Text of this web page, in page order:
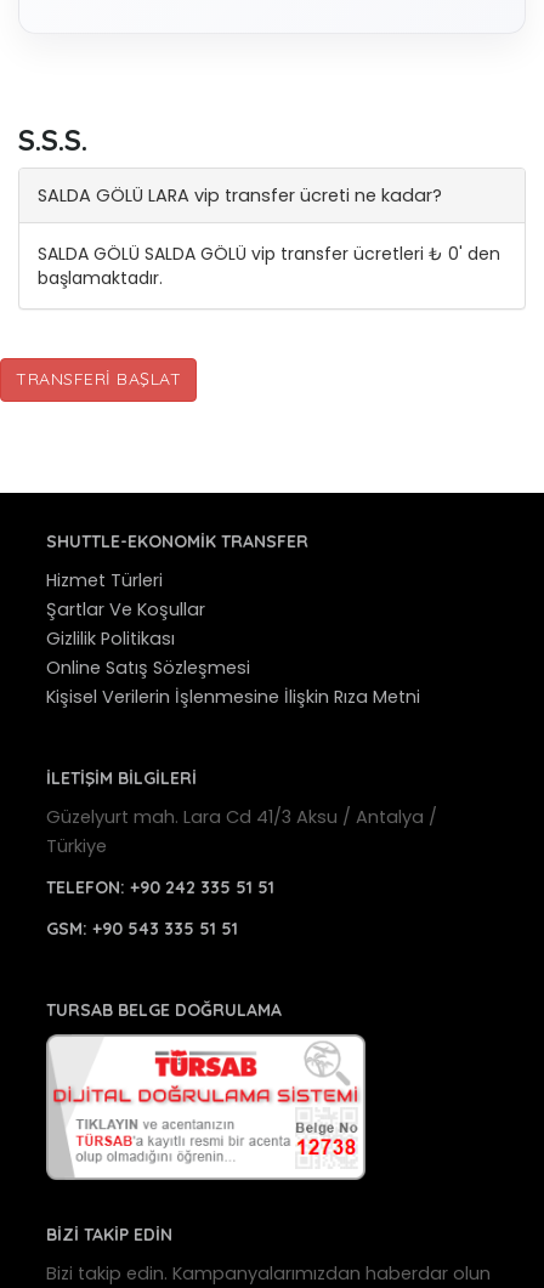
S.S.S.
SALDA GÖLÜ LARA vip transfer ücreti ne kadar?
SALDA GÖLÜ SALDA GÖLÜ vip transfer ücretleri ₺ 0' den
başlamaktadır.
TRANSFERI BAŞLAT
SHUTTLE-EKONOMIK TRANSFER
Hizmet Türleri
Şartlar Ve Koşullar
Gizlilik Politikası
Online Satış Sözleşmesi
Kişisel Verilerin İşlenmesine İlişkin Rıza Metni
İLETİŞİM BİLGİLERİ
Güzelyurt mah. Lara Cd 41/3 Aksu / Antalya /
Türkiye
TELEFON: +90 242 335 51 51
GSM: +90 543 335 51 51
TURSAB BELGE DOĞRULAMA
BİZİ TAKİP EDİN
Bizi takip edin. Kampanyalarımızdan haberdar olun